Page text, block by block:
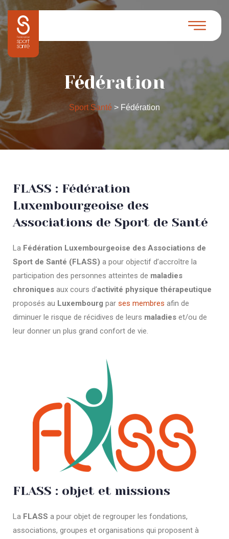
Fédération
Sport Santé > Fédération
FLASS : Fédération
Luxembourgeoise des
Associations de Sport de Santé
La Fédération Luxembourgeoise des Associations de
Sport de Santé (FLASS) a pour objectif d’accroître la
participation des personnes atteintes de maladies
chroniques aux cours d’activité physique thérapeutique
proposés au Luxembourg par ses membres afin de
diminuer le risque de récidives de leurs maladies et/ou de
leur donner un plus grand confort de vie.
FLASS : objet et missions
La FLASS a pour objet de regrouper les fondations,
associations, groupes et organisations qui proposent à